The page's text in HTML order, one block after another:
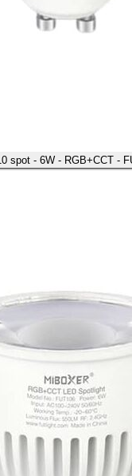
spot - 6W - RGB+CCT -